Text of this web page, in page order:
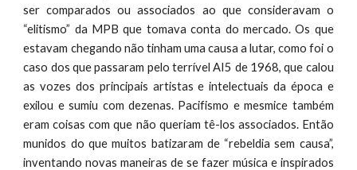
ser comparados ou associados ao que consideravam o
“elitismo” da MPB que tomava conta do mercado. Os que
estavam chegando não tinham uma causa a lutar, como foi o
caso dos que passaram pelo terrível AI5 de 1968, que calou
as vozes dos principais artistas e intelectuais da época e
exilou e sumiu com dezenas. Pacifismo e mesmice também
eram coisas com que não queriam tê-los associados. Então
munidos do que muitos batizaram de “rebeldia sem causa”,
inventando novas maneiras de se fazer música e inspirados